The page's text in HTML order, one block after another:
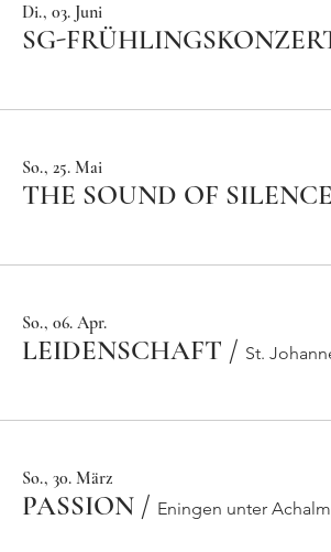
Di., 03. Juni
SG-
So., 25. Mai
THE SOUND OF SILENCE
So., 06. Apr.
LEIDENSCHAFT / St.
So., 30. März
PASSION / Eningen unter Achalm